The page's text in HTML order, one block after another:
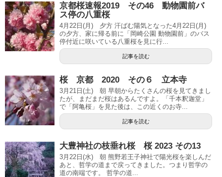
京都桜速報2019 その46 動物園前バ
ス停の八重桜
4月22日(月) 夕方 汗ばむ陽気となった4月22日(月)
の夕方、家に帰る前に「岡崎公園 動物園前」のバス
停付近に咲いている八重桜を見に行...
記事を読む
桜 京都 2020 その６ 立本寺
3月21日(土) 朝 早朝からたくさんの桜を見てきまし
たが、まだまだ桜はあるんですよ。「千本釈迦堂」
で「阿亀桜」を見た後は、この近くのお寺...
記事を読む
大豊神社の枝垂れ桜 桜 2023 その13
3月22日(水) 朝 熊野若王子神社で陽光桜を楽しんだ
あと、哲学の道まで戻ってきました。つまり哲学の
道の南端です。 哲学の道...